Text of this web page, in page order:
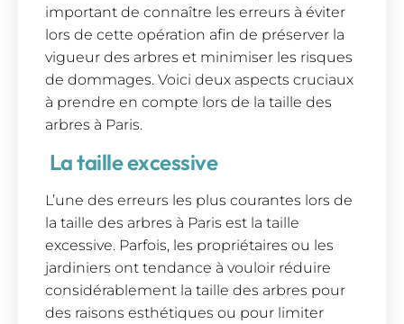
important de connaître les erreurs à éviter
lors de cette opération afin de préserver la
vigueur des arbres et minimiser les risques
de dommages. Voici deux aspects cruciaux
à prendre en compte lors de la taille des
arbres à Paris.
La taille excessive
L’une des erreurs les plus courantes lors de
la taille des arbres à Paris est la taille
excessive. Parfois, les propriétaires ou les
jardiniers ont tendance à vouloir réduire
considérablement la taille des arbres pour
des raisons esthétiques ou pour limiter